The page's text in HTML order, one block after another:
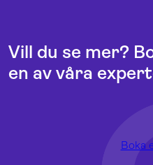
Vill du se mer?
en av våra
Boka